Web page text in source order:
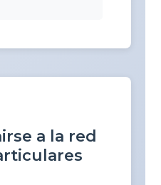
a la red